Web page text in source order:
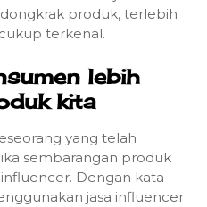
produk, terlebih
terkenal.
lebih
kita
yang telah
sembarangan produk
Dengan kata
jasa influencer